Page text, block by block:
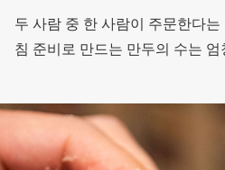
두 사람 중 한 사람이 주문한다
침 준비로 만드는 만두의 수는 엄